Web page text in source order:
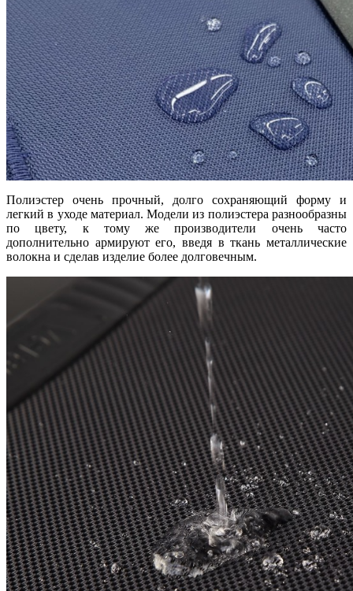
Полиэстер очень прочный, долго сохраняющий форму и
легкий в уходе материал. Модели из полиэстера разнообразны
по цвету, к тому же производители очень часто
дополнительно армируют его, введя в ткань металлические
волокна и сделав изделие более долговечным.